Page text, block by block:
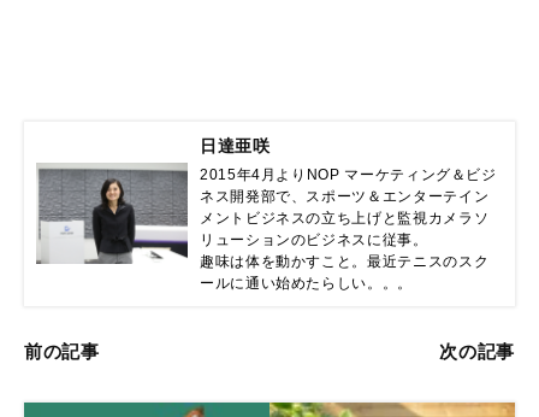
日達亜咲
2015年4月よりNOP マーケティング＆ビジ
ネス開発部で、スポーツ＆エンターテイン
メントビジネスの立ち上げと監視カメラソ
リューションのビジネスに従事。
趣味は体を動かすこと。最近テニスのスク
ールに通い始めたらしい。。。
前の記事 次の記事